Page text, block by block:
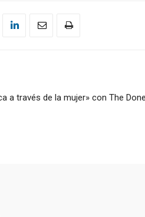
a través de la mujer» con The